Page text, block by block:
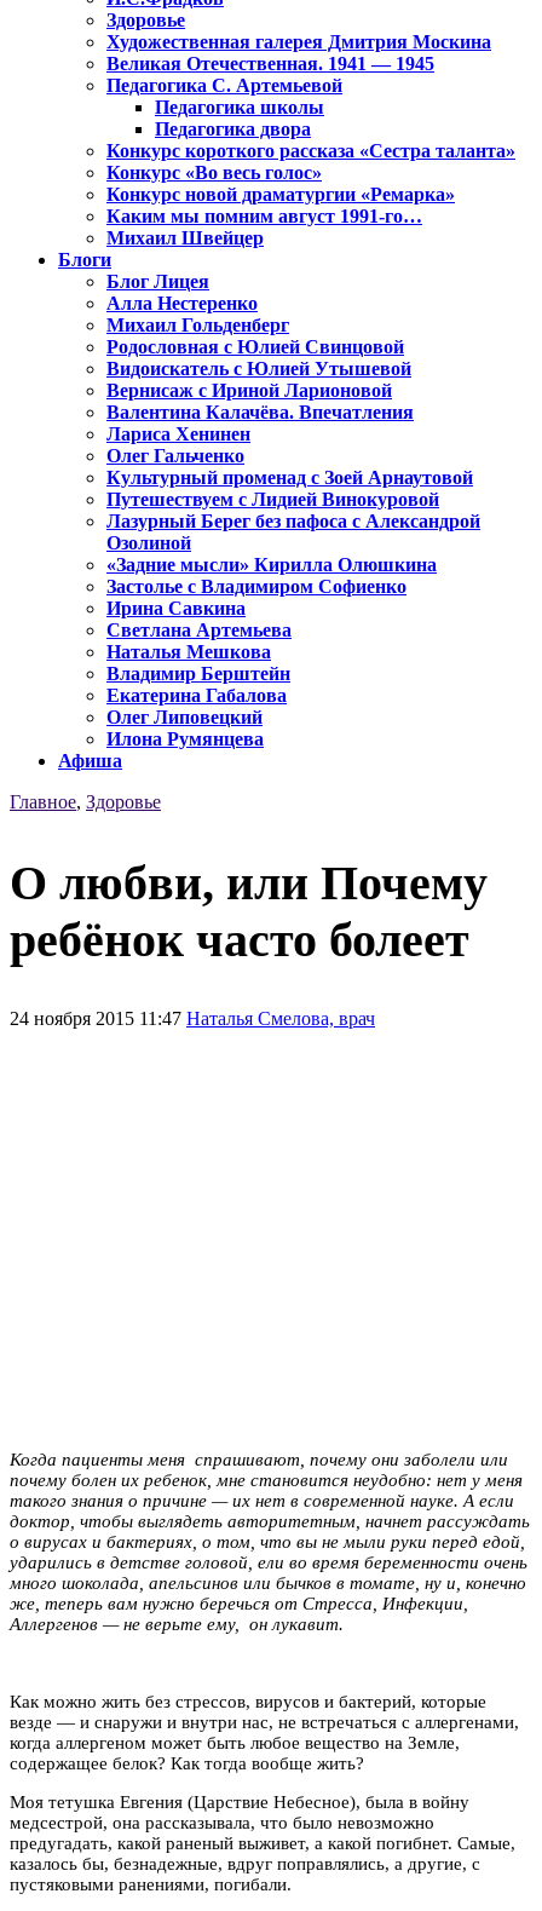
Здоровье
Художественная галерея Дмитрия Москина
Великая Отечественная. 1941 — 1945
Педагогика С. Артемьевой
Педагогика школы
Педагогика двора
Конкурс короткого рассказа «Сестра таланта»
Конкурс «Во весь голос»
Конкурс новой драматургии «Ремарка»
Каким мы помним август 1991-го…
Михаил Швейцер
Блоги
Блог Лицея
Алла Нестеренко
Михаил Гольденберг
Родословная с Юлией Свинцовой
Видоискатель с Юлией Утышевой
Вернисаж с Ириной Ларионовой
Валентина Калачёва. Впечатления
Лариса Хенинен
Олег Гальченко
Культурный променад с Зоей Арнаутовой
Путешествуем с Лидией Винокуровой
Лазурный Берег без пафоса с Александрой
Озолиной
«Задние мысли» Кирилла Олюшкина
Застолье с Владимиром Софиенко
Ирина Савкина
Светлана Артемьева
Наталья Мешкова
Владимир Берштейн
Екатерина Габалова
Олег Липовецкий
Илона Румянцева
Афиша
Главное, Здоровье
О любви, или Почему
ребёнок часто болеет
24 ноября 2015 11:47 Наталья Смелова, врач
Когда пациенты меня спрашивают, почему они заболели или
почему болен их ребенок, мне становится неудобно: нет у меня
такого знания о причине — их нет в современной науке. А если
доктор, чтобы выглядеть авторитетным, начнет рассуждать
о вирусах и бактериях, о том, что вы не мыли руки перед едой,
ударились в детстве головой, ели во время беременности очень
много шоколада, апельсинов или бычков в томате, ну и, конечно
же, теперь вам нужно беречься от Стресса, Инфекции,
Аллергенов — не верьте ему, он лукавит.
Как можно жить без стрессов, вирусов и бактерий, которые
везде — и снаружи и внутри нас, не встречаться с аллергенами,
когда аллергеном может быть любое вещество на Земле,
содержащее белок? Как тогда вообще жить?
Моя тетушка Евгения (Царствие Небесное), была в войну
медсестрой, она рассказывала, что было невозможно
предугадать, какой раненый выживет, а какой погибнет. Самые,
казалось бы, безнадежные, вдруг поправлялись, а другие, с
пустяковыми ранениями, погибали.